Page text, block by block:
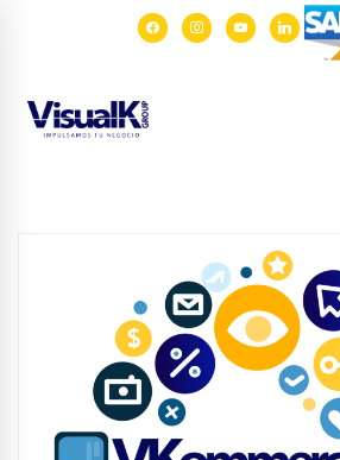
facebookinstagram
youtubelinkedin